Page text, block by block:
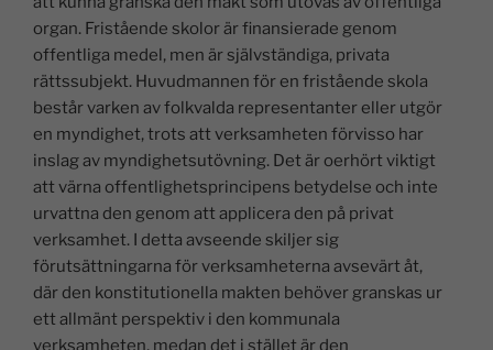
organ. Fristående skolor är finansierade genom
offentliga medel, men är självständiga, privata
rättssubjekt. Huvudmannen för en fristående skola
består varken av folkvalda representanter eller utgör
en myndighet, trots att verksamheten förvisso har
inslag av myndighetsutövning. Det är oerhört viktigt
att värna offentlighetsprincipens betydelse och inte
urvattna den genom att applicera den på privat
verksamhet. I detta avseende skiljer sig
förutsättningarna för verksamheterna avsevärt åt,
där den konstitutionella makten behöver granskas ur
ett allmänt perspektiv i den kommunala
verksamheten, medan det i stället är den